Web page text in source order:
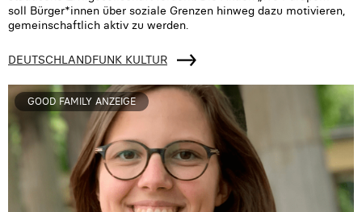
soll Bürger*innen über soziale Grenzen hinweg dazu motivieren,
gemeinschaftlich aktiv zu werden.
DEUTSCHLANDFUNK KULTUR
GOOD FAMILY ANZEIGE